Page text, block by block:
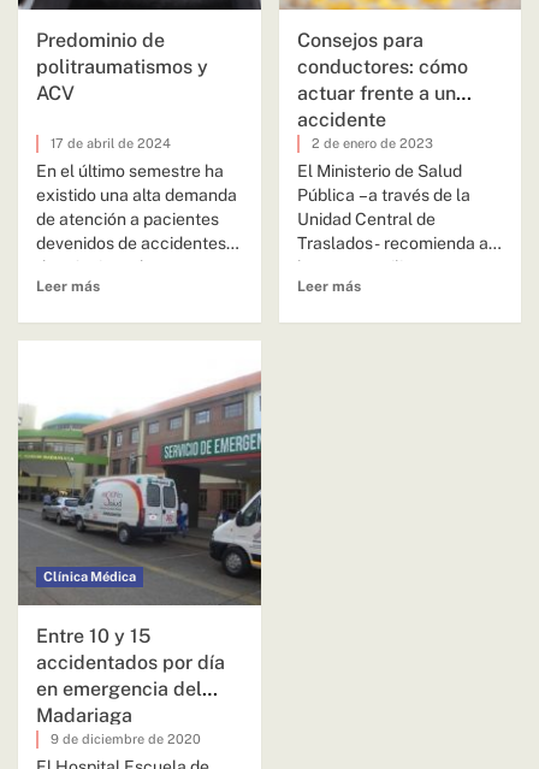
Predominio de
politraumatismos y
ACV
17 de abril de 2024
En el último semestre ha
existido una alta demanda
de atención a pacientes
devenidos de accidentes
de tránsito y de...
Leer más
Consejos para
conductores: cómo
actuar frente a un
accidente
2 de enero de 2023
El Ministerio de Salud
Pública –a través de la
Unidad Central de
Traslados- recomienda a
los automovilistas y
motociclistas añadir...
Leer más
Clínica Médica
Entre 10 y 15
accidentados por día
en emergencia del
Madariaga
9 de diciembre de 2020